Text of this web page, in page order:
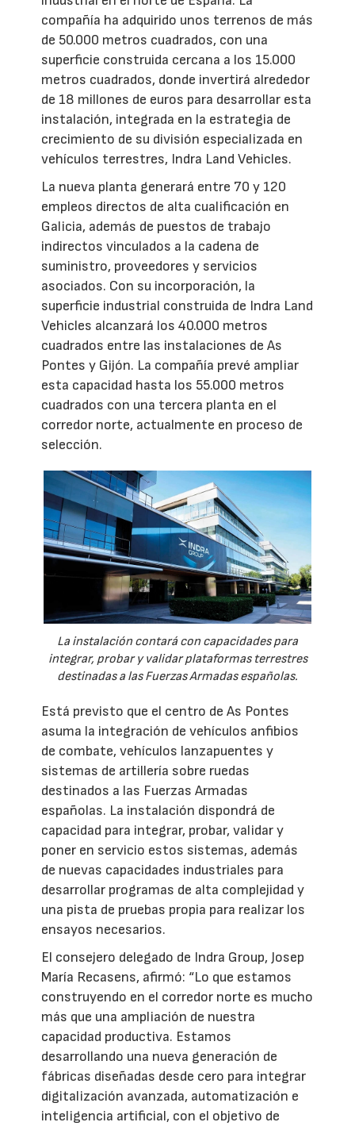
compañía ha adquirido unos terrenos de más
de 50.000 metros cuadrados, con una
superficie construida cercana a los 15.000
metros cuadrados, donde invertirá alrededor
de 18 millones de euros para desarrollar esta
instalación, integrada en la estrategia de
crecimiento de su división especializada en
vehículos terrestres, Indra Land Vehicles.
La nueva planta generará entre 70 y 120
empleos directos de alta cualificación en
Galicia, además de puestos de trabajo
indirectos vinculados a la cadena de
suministro, proveedores y servicios
asociados. Con su incorporación, la
superficie industrial construida de Indra Land
Vehicles alcanzará los 40.000 metros
cuadrados entre las instalaciones de As
Pontes y Gijón. La compañía prevé ampliar
esta capacidad hasta los 55.000 metros
cuadrados con una tercera planta en el
corredor norte, actualmente en proceso de
selección.
La instalación contará con capacidades para
integrar, probar y validar plataformas terrestres
destinadas a las Fuerzas Armadas españolas.
Está previsto que el centro de As Pontes
asuma la integración de vehículos anfibios
de combate, vehículos lanzapuentes y
sistemas de artillería sobre ruedas
destinados a las Fuerzas Armadas
españolas. La instalación dispondrá de
capacidad para integrar, probar, validar y
poner en servicio estos sistemas, además
de nuevas capacidades industriales para
desarrollar programas de alta complejidad y
una pista de pruebas propia para realizar los
ensayos necesarios.
El consejero delegado de Indra Group, Josep
María Recasens, afirmó: “Lo que estamos
construyendo en el corredor norte es mucho
más que una ampliación de nuestra
capacidad productiva. Estamos
desarrollando una nueva generación de
fábricas diseñadas desde cero para integrar
digitalización avanzada, automatización e
inteligencia artificial, con el objetivo de